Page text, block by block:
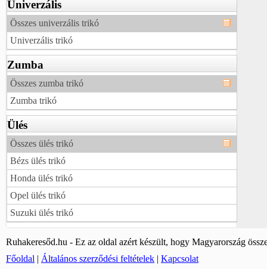
Univerzális
Összes univerzális trikó
Univerzális trikó
Zumba
Összes zumba trikó
Zumba trikó
Ülés
Összes ülés trikó
Bézs ülés trikó
Honda ülés trikó
Opel ülés trikó
Suzuki ülés trikó
Ruhakeresőd.hu - Ez az oldal azért készült, hogy Magyarország
Főoldal | Általános szerződési feltételek | Kapcsolat